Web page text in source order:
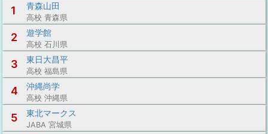
1
青森山田
高校 青森県
2 遊学館
高校 石川県
3 東日大昌平
高校 福島県
4 沖縄尚学
高校 沖縄県
5 東北マークス
JABA 宮城県